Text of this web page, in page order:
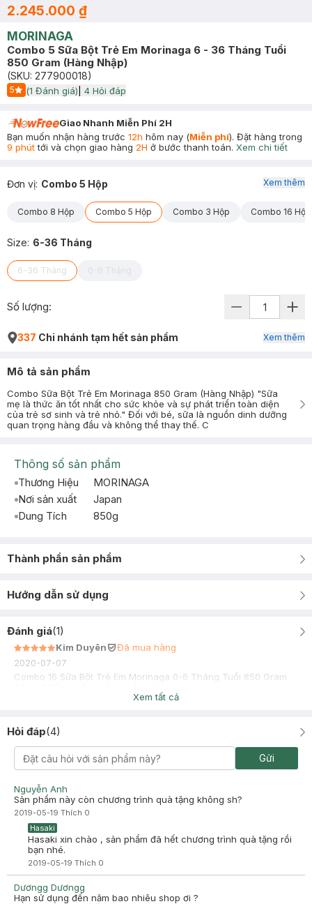
2.245.000 ₫
MORINAGA
Combo 5 Sữa Bột Trẻ Em Morinaga 6 - 36 Tháng Tuổi
850 Gram (Hàng Nhập)
(SKU: 277900018)
5
Start Icon
(1 Đánh giá) 4 Hỏi đáp
Giao Nhanh Miễn Phí 2H
Bạn muốn nhận hàng trước 12h hôm nay (Miễn phí). Đặt hàng trong
9 phúttới và chọn giao hàng 2H ở bước thanh toán. Xem chi tiết
Đơn vị: Combo 5 Hộp
Combo 8 Hộp Combo 5 Hộp Combo 3 Hộp Combo 16 Hộp
Size: 6-36 Tháng
6-36 Tháng 0-6 Tháng
Xem thêm
Số lượng:
337 Chi nhánh tạm hết sản phẩm Xem thêm
Mô tả sản phẩm
Combo Sữa Bột Trẻ Em Morinaga 850 Gram (Hàng Nhập) "Sữa
mẹ là thức ăn tốt nhất cho sức khỏe và sự phát triển toàn diện
của trẻ sơ sinh và trẻ nhỏ." Đối với bé, sữa là nguồn dinh dưỡng
quan trọng hàng đầu và không thể thay thế. C
Thông số sản phẩm
Thương Hiệu
MORINAGA
Nơi sản xuất
Japan
Dung Tích
850g
Thành phần sản phẩm
Hướng dẫn sử dụng
Đánh giá(1)
Kim Duyên
Đã mua hàng
2020-07-07
Combo 16 Sữa Bột Trẻ Em Morinaga 0-6 Tháng Tuổi 850 Gram
Xem tất cả
Hỏi đáp(4)
Gửi
Nguyễn Anh
Sản phẩm này còn chương trình quà tặng không sh?
2019-05-19 Thích 0
Hasaki
Hasaki xin chào , sản phẩm đã hết chương trình quà tặng rồi
bạn nhé.
2019-05-19 Thích 0
Dươngg Dươngg
Hạn sử dụng đến năm bao nhiêu shop ơi ?